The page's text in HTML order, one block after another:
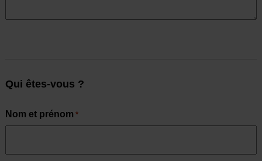
Qui êtes-vous ?
Nom et prénom *